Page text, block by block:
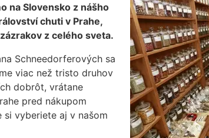
na Slovensko z nášho
chuti v Prahe,
z celého sveta.
Schneedorferových sa
viac než tristo druhov
dobrôt, vrátane
pred nákupom
vyberiete aj v našom